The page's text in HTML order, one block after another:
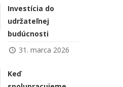
Investícia do
udržateľnej
budúcnosti
31. marca 2026
Keď